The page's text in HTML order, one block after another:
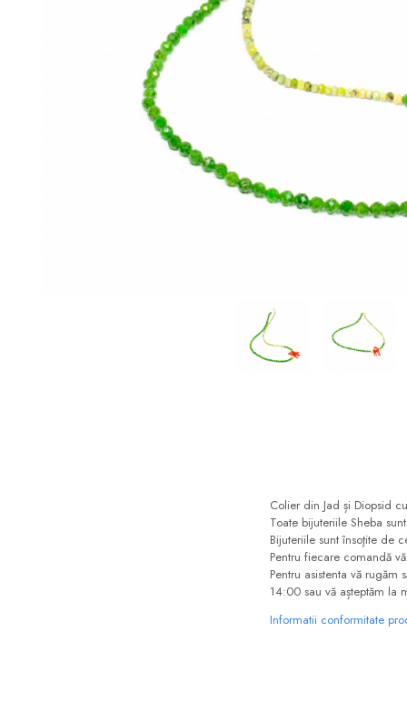
Colier din Jad și Diopsid
Toate bijuteriile Sheba
Bijuteriile sunt însoţite de
Pentru fiecare comandă
Pentru asistenta vă
14:00 sau vă așteptăm la
Informatii conformitate